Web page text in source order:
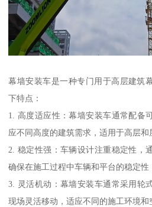
幕墙安装车是一种专门用于高层建筑
下特点：
1. 高度适应性：幕墙安装车通常配备
应不同高度的建筑需求，适用于高层和
2. 稳定性强：车辆设计注重稳定性，
确保在施工过程中车辆和平台的稳定性
3. 灵活机动：幕墙安装车通常采用轮
现场灵活移动，适应不同的施工环境和